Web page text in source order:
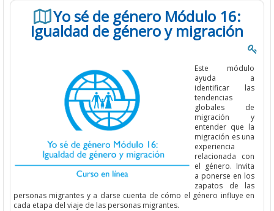
Yo sé de género Módulo 16:
Igualdad de género y migración
Este módulo
ayuda a
identificar las
tendencias
globales de
migración y
entender que la
migración es una
experiencia
relacionada con
el género. Invita
a ponerse en los
zapatos de las
personas migrantes y a darse cuenta de cómo el género influye en
cada etapa del viaje de las personas migrantes.